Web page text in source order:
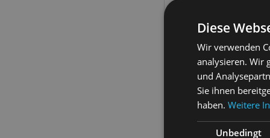
Die
Hypoallergene
mit
Frei von Gluten,
Die
Verdauung und
Sorgt für ein lang
Diese
Wir verwenden
analysieren. Wir
und
Sie ihnen
haben. Weitere
Unbedingt